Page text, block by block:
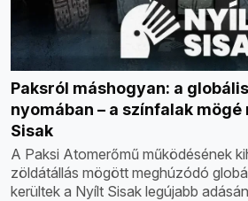
Paksról máshogyan: a
nyomában – a színfalak
Sisak
A Paksi Atomerőmű működésének
zöldátállás mögött meghúzódó
kerültek a Nyílt Sisak legújabb